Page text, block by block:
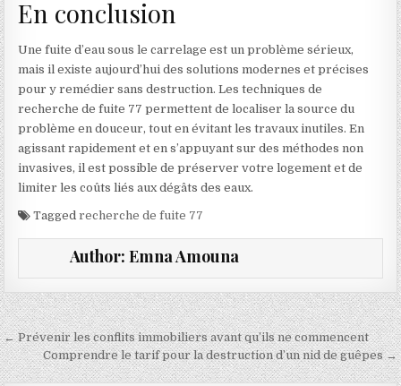
En conclusion
Unefuite d’eau sous le carrelage est un problème sérieux,
mais il existe aujourd’hui des solutions modernes et précises
pour y remédier sans destruction. Les techniques de
recherche de fuite 77 permettent de localiser la source du
problème en douceur, tout en évitant les travaux inutiles. En
agissant rapidement et en s’appuyant sur des méthodes non
invasives, il est possible de préserver votre logement et de
limiter les coûts liés aux dégâts des eaux.
Taggedrecherche de fuite 77
Author: Emna Amouna
Navigation de l’article
← Prévenir les conflits immobiliers avant qu’ils ne commencent
Comprendre le tarif pour la destruction d’un nid de guêpes →